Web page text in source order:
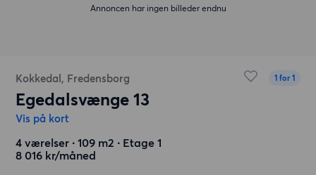
Annoncen har ingen billeder endnu
Kokkedal, Fredensborg 1 for 1
Egedalsvænge 13
Vis på kort
4 værelser ∙ 109 m2 ∙ Etage 1
8 016 kr/måned